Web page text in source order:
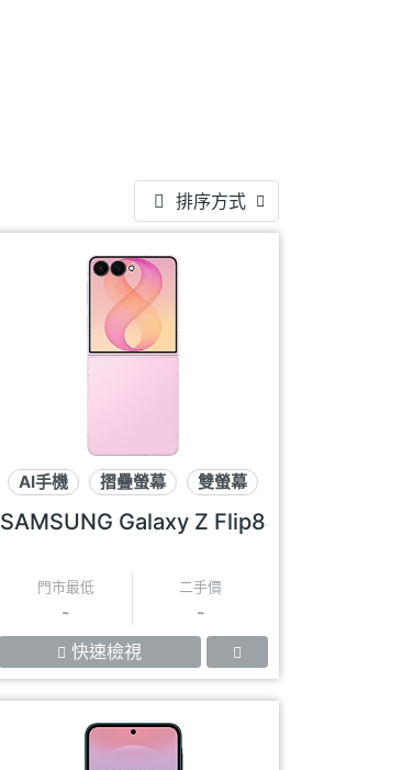
排序方式
AI手機 摺疊螢幕 雙螢幕
SAMSUNG Galaxy Z Flip8
門市最低
-
二手價
-
快速檢視